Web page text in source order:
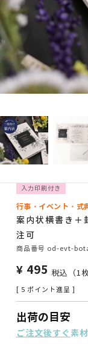
入力印刷付き
行事・イベント・式
案内状横書き
注可
商品番号 od-evt-
¥ 495 税込 （1
[ 5 ポイント進呈 ]
出荷の目安
ご注文後すぐ素